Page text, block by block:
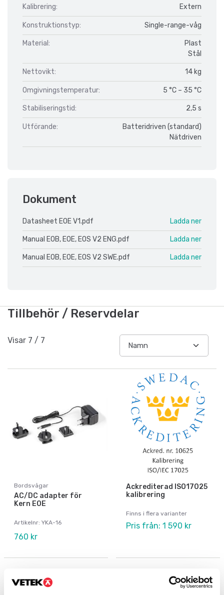
Kalibrering: Extern
Konstruktionstyp: Single-range-våg
Material:
Plast
Stål
Nettovikt: 14 kg
Omgivningstemperatur: 5 °C – 35 °C
Stabiliseringstid: 2,5 s
Utförande:
Batteridriven (standard)
Nätdriven
Dokument
Datasheet EOE V1.pdf Ladda ner
Manual EOB, EOE, EOS V2 ENG.pdf Ladda ner
Manual EOB, EOE, EOS V2 SWE.pdf Ladda ner
Tillbehör / Reservdelar
Visar 7 / 7
Bordsvågar
AC/DC adapter för
Kern EOE
Artikelnr: YKA-16
760 kr
Ackrediterad ISO17025
kalibrering
Finns i flera varianter
Pris från: 1 590 kr